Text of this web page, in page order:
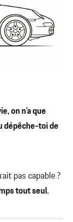
on n’a que
dépêche-toi de
pas capable ?
tout seul.